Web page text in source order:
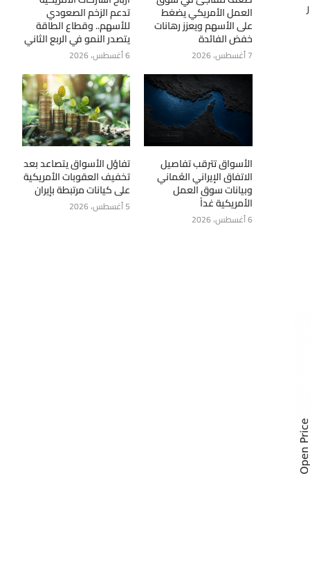
592.64 مليار
العمل الأمريكي يضغط
على الأسهم ويعزز رهانات
خفض الفائدة
7 أغسطس، 2026
تدعم الزخم الصعودي
للأسهم.. وقطاع الطاقة
يتصدر النمو في الربع الثاني
6 أغسطس، 2026
الأسواق تترقب تفاصيل
الاتفاق الإيراني العُماني
وبيانات سوق العمل
الأمريكية غداً
6 أغسطس، 2026
تفاؤل الأسواق يتصاعد بعد
تخفيف العقوبات الأمريكية
على كيانات مرتبطة بإيران
5 أغسطس، 2026